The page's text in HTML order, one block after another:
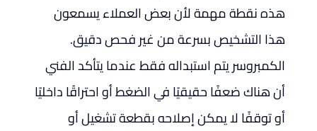
هذه نقطة مهمة لأن بعض العملاء يسمعون
هذا التشخيص بسرعة من غير فحص دقيق.
الكمبروسر يتم استبداله فقط عندما يتأكد الفني
أن هناك ضعفًا حقيقيًا في الضغط أو احتراقًا داخليًا
أو توقفًا لا يمكن إصلاحه بقطعة تشغيل أو